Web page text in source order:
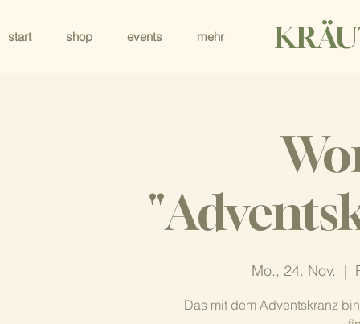
start shop events mehr
Mo., 24. Nov.
  |
Das mit dem Adventskranz